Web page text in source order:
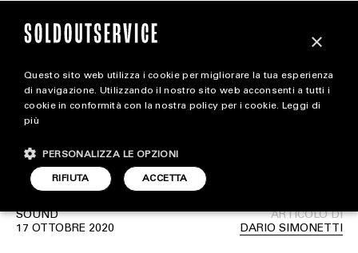
extra
ALL EXTRA
ART & DESIGN
CINEMA
Gli album più attesi del
panorama hip-hop
americano
SOUND
17 OTTOBRE 2020
ARTICOLO DI
DARIO SIMONETTI
×
Questo sito web utilizza i cookie per migliorare la tua esperienza
di navigazione. Utilizzando il nostro sito web acconsenti a tutti i
cookie in conformità con la nostra policy per i cookie. Leggi di
più
ACCETTA
RIFIUTA
PERSONALIZZA LE OPZIONI